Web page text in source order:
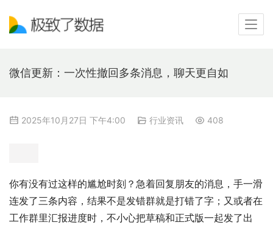
微信更新：一次性撤回多条消息，聊天更自如
2025年10月27日 下午4:00 行业资讯 408
你有没有过这样的尴尬时刻？急着回复朋友的消息，手一滑
连发了三条内容，结果不是发错群就是打错了字；又或者在
工作群里汇报进度时，不小心把草稿和正式版一起发了出